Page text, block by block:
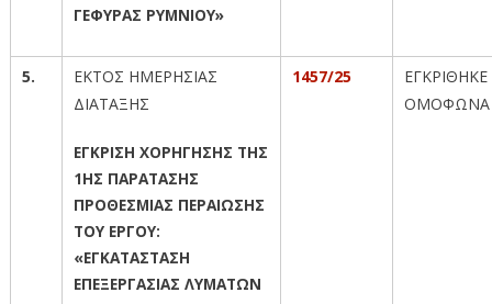
ΓΕΦΥΡΑΣ ΡΥΜΝΙΟΥ»
5.
ΕΚΤΟΣ ΗΜΕΡΗΣΙΑΣ
ΔΙΑΤΑΞΗΣ
ΕΓΚΡΙΣΗ ΧΟΡΗΓΗΣΗΣ ΤΗΣ
1ΗΣ ΠΑΡΑΤΑΣΗΣ
ΠΡΟΘΕΣΜΙΑΣ ΠΕΡΑΙΩΣΗΣ
ΤΟΥ ΕΡΓΟΥ:
«ΕΓΚΑΤΑΣΤΑΣΗ
ΕΠΕΞΕΡΓΑΣΙΑΣ ΛΥΜΑΤΩΝ
1457/25
ΕΓΚΡΙΘΗΚΕ
ΟΜΟΦΩΝΑ